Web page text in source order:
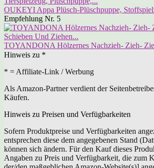
OUKEYI Appa Plüsch-Plüschpuppe,
Empfehlung Nr. 5
TOYANDONA Hölzernes Nachzieh- Zieh-
Hinweis zu *
* = Affiliate-Link / Werbung
Als Amazon-Partner verdient der
Käufen.
Hinweis zu Preisen und Verfügbarkeiten
Sofern Produktpreise und Verfügbarkeiten
entsprechen diese dem angegebenen Stand
können sich ändern. Für den Kauf dieses
Angaben zu Preis und Verfügbarkeit, die zum